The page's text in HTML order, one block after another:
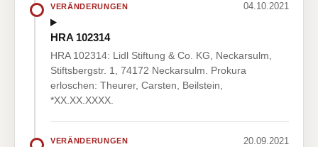
VERÄNDERUNGEN 04.10.2021
HRA 102314
HRA 102314: Lidl Stiftung & Co. KG, Neckarsulm,
Stiftsbergstr. 1, 74172 Neckarsulm. Prokura
erloschen: Theurer, Carsten, Beilstein,
*XX.XX.XXXX.
VERÄNDERUNGEN 20.09.2021